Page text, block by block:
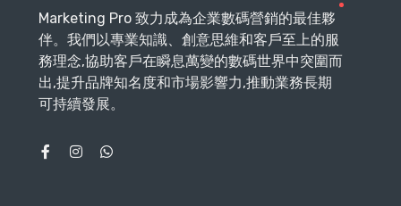
Marketing Pro 致力成為企業數碼營銷的最佳夥
伴。我們以專業知識、創意思維和客戶至上的服
務理念,協助客戶在瞬息萬變的數碼世界中突圍而
出,提升品牌知名度和市場影響力,推動業務長期
可持續發展。